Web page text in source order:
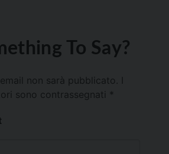
To Say?
non sarà pubblicato.
sono contrassegnati *